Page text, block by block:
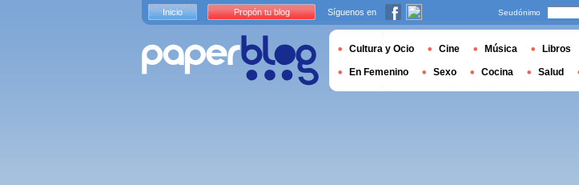
Inicio Propón tu blog Síguenos en Seudónimo
Cultura y Ocio Cine Música Libros
En Femenino Sexo Cocina Salud